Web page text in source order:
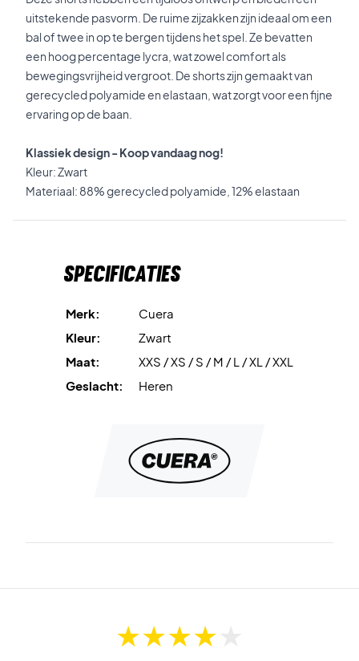
uitstekende pasvorm. De ruime zijzakken zijn ideaal om een
bal of twee in op te bergen tijdens het spel. Ze bevatten
een hoog percentage lycra, wat zowel comfort als
bewegingsvrijheid vergroot. De shorts zijn gemaakt van
gerecycled polyamide en elastaan, wat zorgt voor een fijne
ervaring op de baan.
Klassiek design - Koop vandaag nog!
Kleur: Zwart
Materiaal: 88% gerecycled polyamide, 12% elastaan
Specificaties
Merk:
Cuera
Kleur:
Zwart
Maat:
XXS / XS / S / M / L / XL / XXL
Geslacht:
Heren